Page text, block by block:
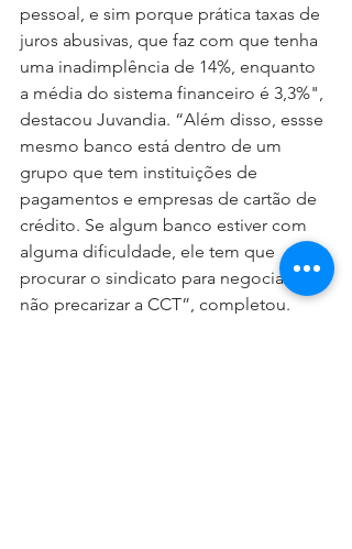
pessoal, e sim porque prática taxas de
juros abusivas, que faz com que tenha
uma inadimplência de 14%, enquanto
a média do sistema financeiro é 3,3%",
destacou Juvandia. “Além disso, essse
mesmo banco está dentro de um
grupo que tem instituições de
pagamentos e empresas de cartão de
crédito. Se algum banco estiver com
alguma dificuldade, ele tem que
procurar o sindicato para negociar e
não precarizar a CCT”, completou.